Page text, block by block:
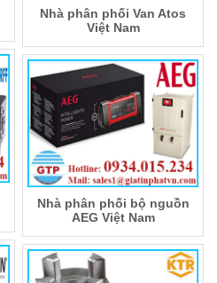
Nhà phân phối Van Atos
Việt Nam
Nhà phân phối bộ nguồn
AEG Việt Nam